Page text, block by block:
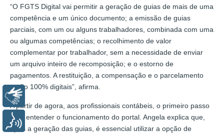
“O FGTS Digital vai permitir a geração de guias de mais de uma
competência e um único documento; a emissão de guias
parciais, com um ou alguns trabalhadores, combinada com uma
ou algumas competências; o recolhimento de valor
complementar por trabalhador, sem a necessidade de enviar
um arquivo inteiro de recomposição; e o estorno de
pagamentos. A restituição, a compensação e o parcelamento
serão 100% digitais”, afirma.
A partir de agora, aos profissionais contábeis, o primeiro passo
será entender o funcionamento do portal. Angela explica que,
após a geração das guias, é essencial utilizar a opção de
Voz